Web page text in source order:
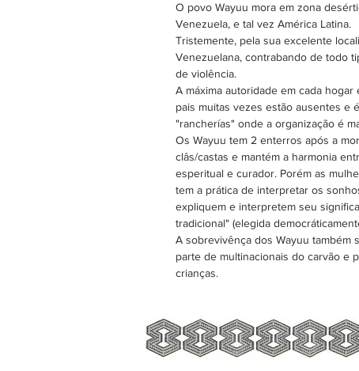
O povo Wayuu mora em zona
Venezuela, e tal vez América Latina.
Tristemente, pela sua excelente
Venezuelana, contrabando de todo
de violência.
A máxima autoridade em cada
pais muitas vezes estão ausentes e
"rancherías" onde a organização é
Os Wayuu tem 2 enterros após a
clâs/castas e mantém a harmonia
esperitual e curador. Porém as
tem a prática de interpretar os
expliquem e interpretem seu
tradicional" (elegida
A sobrevivênça dos Wayuu também
parte de multinacionais do carvão e
crianças.